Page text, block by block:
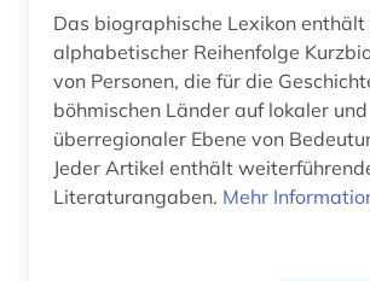
gartenbau (1)
gartengestaltung (1)
gartenkunst (1)
gattung (1)
Das biographische Lexikon enthält
alphabetischer Reihenfolge
von Personen, die für die
böhmischen Länder auf lokaler und
überregionaler Ebene von
Jeder Artikel enthält
Literaturangaben. Mehr